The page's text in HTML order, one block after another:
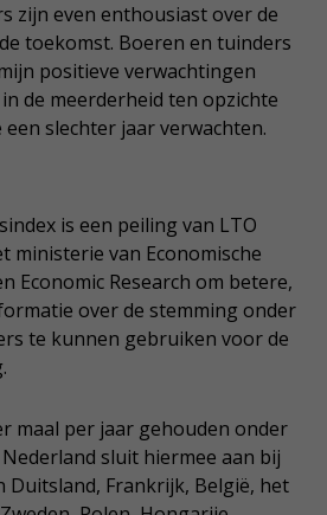
zijn even enthousiast over de
toekomst. Boeren en tuinders
positieve verwachtingen
de meerderheid ten opzichte
slechter jaar verwachten.
is een peiling van LTO
ministerie van Economische
Economic Research om betere,
over de stemming onder
te kunnen gebruiken voor de
maal per jaar gehouden onder
sluit hiermee aan bij
Frankrijk, België, het